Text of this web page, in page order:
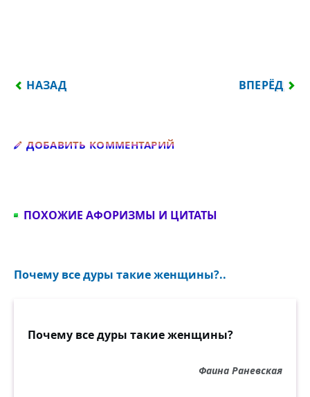
ПРЕДЫДУЩИЙ: Я ЖИЛА СО МНОГИМИ
НАЗАД ВПЕРЁД
ДОБАВИТЬ КОММЕНТАРИЙ
ПОХОЖИЕ АФОРИЗМЫ И ЦИТАТЫ
Почему все дуры такие женщины?..
Почему все дуры такие женщины?
Фаина Раневская